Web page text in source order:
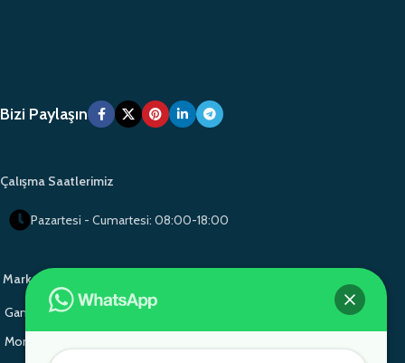
Bizi Paylaşın
Çalışma Saatlerimiz
Pazartesi - Cumartesi: 08:00-18:00
Markalarımız
Gamo Okul Mobilyaları
Monoblok Sandalye